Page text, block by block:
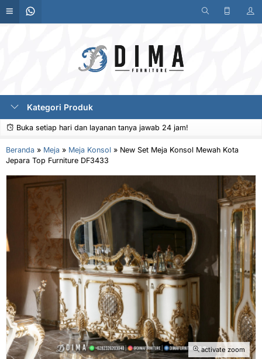
Kategori Produk
Buka setiap hari dan layanan tanya jawab 24 jam!
Beranda » Meja » Meja Konsol » New Set Meja Konsol Mewah Kota
Jepara Top Furniture DF3433
activate zoom